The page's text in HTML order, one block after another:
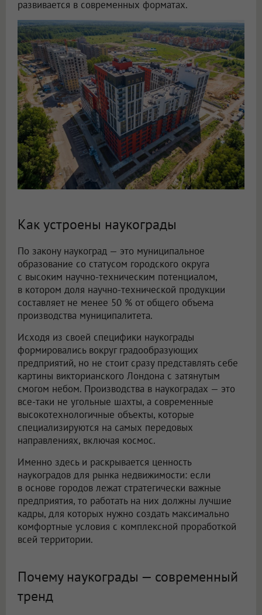
развивается в современных форматах.
Как устроены наукограды
По закону наукоград — это муниципальное
образование со статусом городского округа
с высоким научно-техническим потенциалом,
в котором доля научно-технической продукции
составляет не менее 50 % от общего объема
производства муниципалитета.
Исходя из своей специфики наукограды
формировались вокруг градообразующих
предприятий, но не стоит сразу представлять себе
картины викторианского Лондона с затянутым
смогом небом. Производства в наукоградах — это
все-таки не угольные шахты, а современные
высокотехнологичные объекты, которые
специализируются на самых передовых
направлениях, включая космос.
Именно здесь и раскрывается ценность
наукоградов для рынка недвижимости: если
в основе городов лежат стратегически важные
предприятия, то работать на них должны лучшие
кадры, для которых нужно создать максимально
комфортные условия с комплексной проработкой
всей территории.
Почему наукограды — современный
тренд